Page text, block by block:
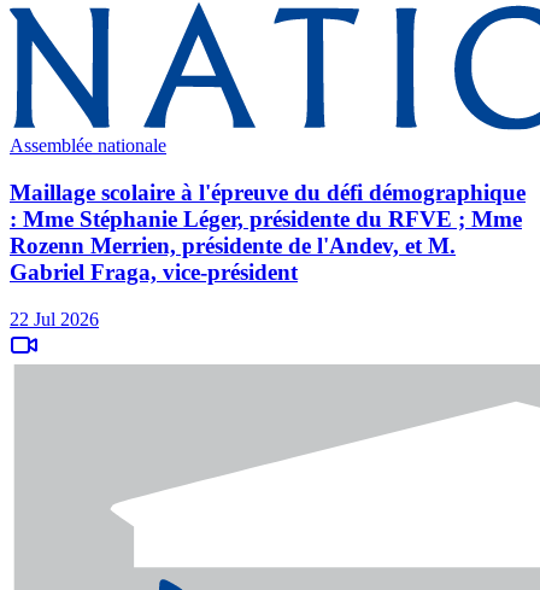
Assemblée nationale
Maillage scolaire à l'épreuve du défi démographique
: Mme Stéphanie Léger, présidente du RFVE ; Mme
Rozenn Merrien, présidente de l'Andev, et M.
Gabriel Fraga, vice-président
22 Jul 2026